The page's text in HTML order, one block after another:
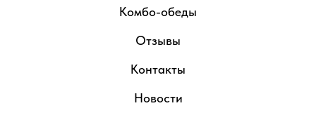
Комбо-обеды
Отзывы
Контакты
Новости